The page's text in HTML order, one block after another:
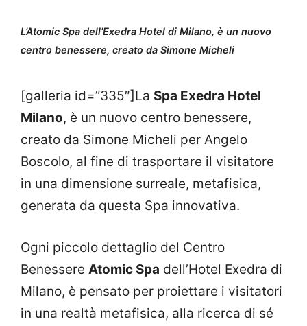
L’Atomic Spa dell’Exedra Hotel di Milano, è un nuovo
centro benessere, creato da Simone Micheli
[galleria id=”335″]La Spa Exedra Hotel
Milano, è un nuovo centro benessere,
creato da Simone Micheli per Angelo
Boscolo, al fine di trasportare il visitatore
in una dimensione surreale, metafisica,
generata da questa Spa innovativa.
Ogni piccolo dettaglio del Centro
Benessere Atomic Spa dell’Hotel Exedra di
Milano, è pensato per proiettare i visitatori
in una realtà metafisica, alla ricerca di sé